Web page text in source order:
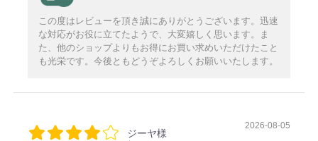
この度はレビューを頂き誠にありがとうございます。迅速
な対応がお役に立てたようで、大変嬉しく思います。ま
た、他のショップよりもお得にお買い求めいただけたこと
も光栄です。今後ともどうぞよろしくお願いいたします。
ジーヤ様
2026-08-05